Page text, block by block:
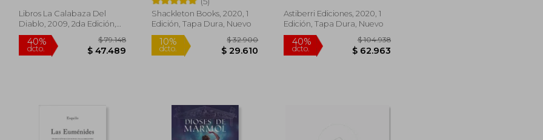
Libros La Calabaza Del
Diablo, 2009, 2da Edición,
Tapa Blanda, Nuevo
dcto.
Shackleton Books, 2020, 1
Edición, Tapa Dura, Nuevo
10%
dcto.
Astiberri Ediciones, 2020, 1
Edición, Tapa Dura, Nuevo